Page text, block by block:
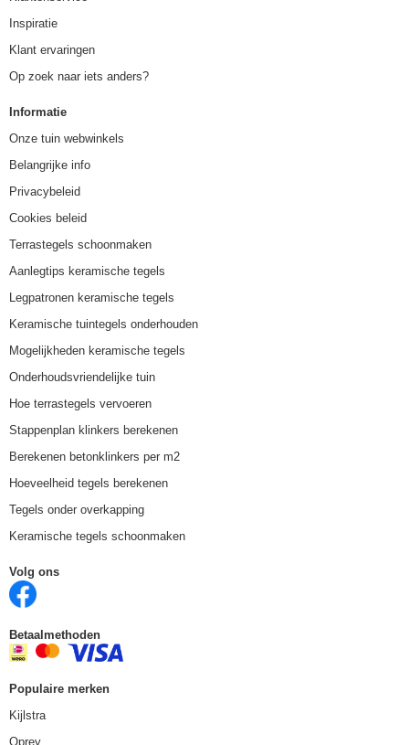
Inspiratie
Klant ervaringen
Op zoek naar iets anders?
Informatie
Onze tuin webwinkels
Belangrijke info
Privacybeleid
Cookies beleid
Terrastegels schoonmaken
Aanlegtips keramische tegels
Legpatronen keramische tegels
Keramische tuintegels onderhouden
Mogelijkheden keramische tegels
Onderhoudsvriendelijke tuin
Hoe terrastegels vervoeren
Stappenplan klinkers berekenen
Berekenen betonklinkers per m2
Hoeveelheid tegels berekenen
Tegels onder overkapping
Keramische tegels schoonmaken
Volg ons
Betaalmethoden
Populaire merken
Kijlstra
Oprey